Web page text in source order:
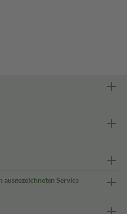
ausgezeichneten Service